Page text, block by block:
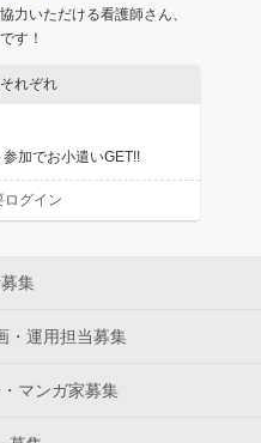
力いただける看護師さん、
す！
れぞれ
加でお小遣いGET!!
ログイン
集
・運用担当募集
マンガ家募集